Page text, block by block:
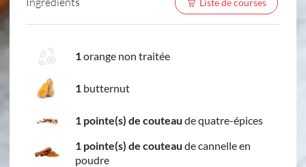
Liste de courses
1orange non traitée
1 butternut
1 pointe(s) de couteau de quatre-épices
1 pointe(s) de couteau de cannelle en
poudre